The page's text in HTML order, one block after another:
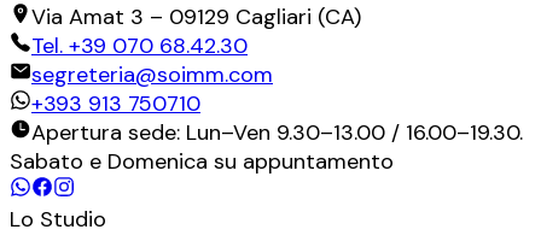
Via Amat 3 – 09129 Cagliari (CA)
Tel. +39 070 68.42.30
segreteria@soimm.com
+393 913 750710
Apertura sede: Lun–Ven 9.30–13.00 / 16.00–19.30.
Sabato e Domenica su appuntamento
Lo Studio